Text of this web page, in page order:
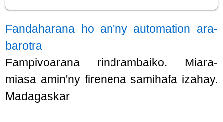
Fandaharana ho an'ny automation ara-
barotra
Fampivoarana rindrambaiko. Miara-
miasa amin'ny firenena samihafa izahay.
Madagaskar